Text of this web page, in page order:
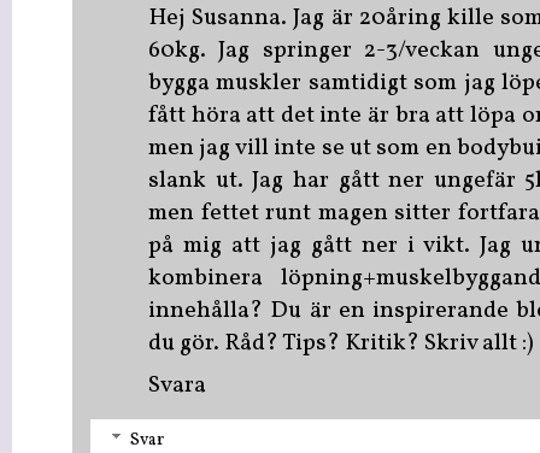
Hej Susanna. Jag är 20åring kille
60kg. Jag springer 2-3/veckan
bygga muskler samtidigt som jag
fått höra att det inte är bra att löpa
men jag vill inte se ut som en
slank ut. Jag har gått ner ungefär
men fettet runt magen sitter
på mig att jag gått ner i vikt. Jag
kombinera
innehålla? Du är en inspirerande
du gör. Råd? Tips? Kritik? Skriv allt :)
Svara
Svar